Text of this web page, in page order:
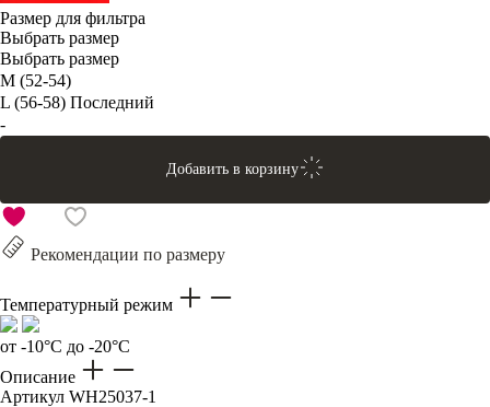
Размер для фильтра
Выбрать размер
Выбрать размер
M (52-54)
L (56-58) Последний
-
Добавить в корзину
Рекомендации по размеру
Температурный режим
от -10°C до -20°C
Описание
Артикул WH25037-1